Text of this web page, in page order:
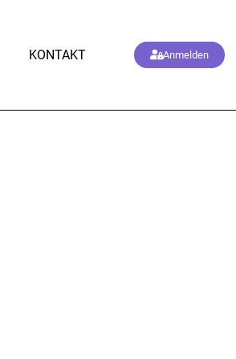
KONTAKT Anmelden